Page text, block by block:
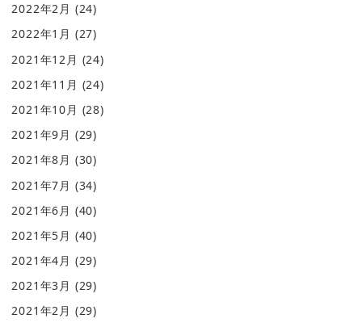
2022年2月 (24)
2022年1月 (27)
2021年12月 (24)
2021年11月 (24)
2021年10月 (28)
2021年9月 (29)
2021年8月 (30)
2021年7月 (34)
2021年6月 (40)
2021年5月 (40)
2021年4月 (29)
2021年3月 (29)
2021年2月 (29)